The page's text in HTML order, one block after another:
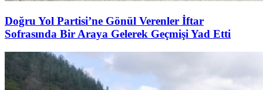
Doğru Yol Partisi’ne Gönül Verenler İftar
Sofrasında Bir Araya Gelerek Geçmişi Yad Etti